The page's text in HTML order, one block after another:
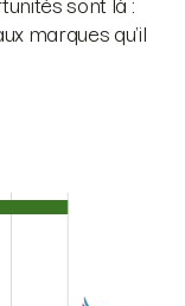
sont là :
marques qu’il